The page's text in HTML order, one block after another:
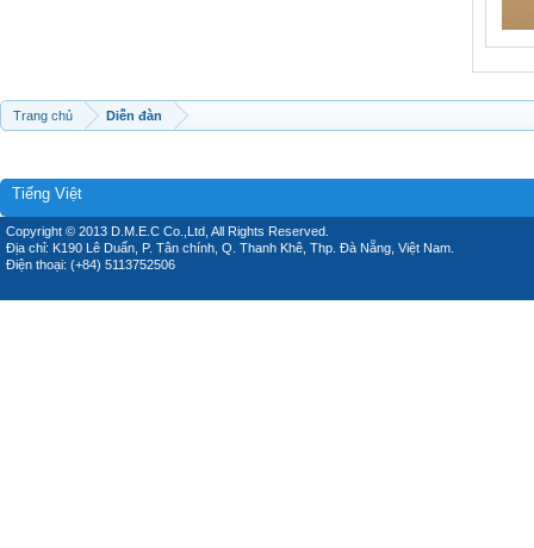
Trang chủ Diễn đàn
Tiếng Việt
Copyright © 2013 D.M.E.C Co.,Ltd, All Rights Reserved.
Địa chỉ: K190 Lê Duẩn, P. Tân chính, Q. Thanh Khê, Thp. Đà Nẵng, Việt Nam.
Điện thoại: (+84) 5113752506